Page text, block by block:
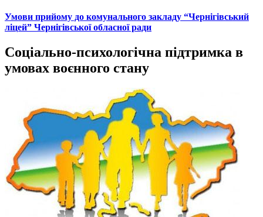
Умови прийому до комунального закладу “Чернігівський
ліцей” Чернігівської обласної ради
Соціально-психологічна підтримка в
умовах воєнного стану